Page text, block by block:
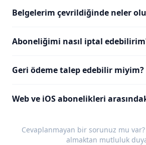
Belgelerim çevrildiğinde neler
Aboneliğimi nasıl iptal
Geri ödeme talep edebilir miyim?
Web ve iOS abonelikleri
Cevaplanmayan bir sorunuz mu var?
almaktan mutluluk